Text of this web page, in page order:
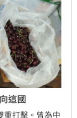
這國
重打擊。曾為中